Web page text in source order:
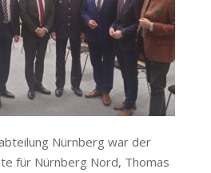
Nürnberg war der
für Nürnberg Nord, Thomas